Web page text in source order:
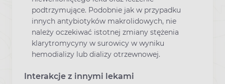
podtrzymujące. Podobnie jak w przypadku
innych antybiotyków makrolidowych, nie
należy oczekiwać istotnej zmiany stężenia
klarytromycyny w surowicy w wyniku
hemodializy lub dializy otrzewnowej.
Interakcje z innymi lekami